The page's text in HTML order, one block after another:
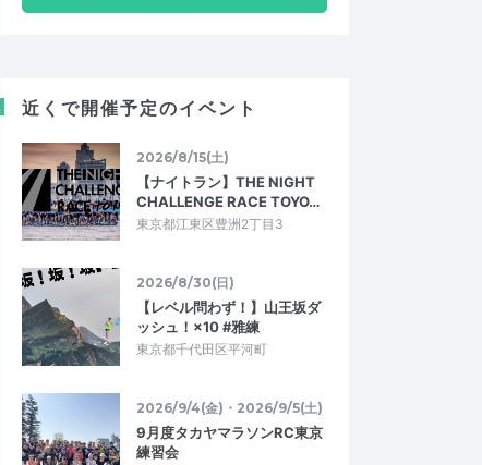
近くで開催予定のイベント
2026/8/15(土)
【ナイトラン】THE NIGHT
CHALLENGE RACE TOYO…
東京都江東区豊洲2丁目3
2026/8/30(日)
【レベル問わず！】山王坂ダ
ッシュ！×10 #雅練
東京都千代田区平河町
2026/9/4(金)・2026/9/5(土)
9月度タカヤマラソンRC東京
練習会